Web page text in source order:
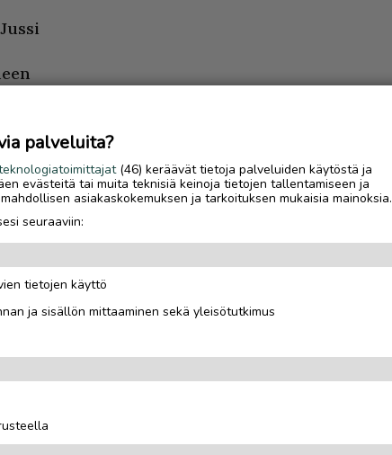
Luetuimmat
talvisesonki oli yrittäjäparille
”Halusimme itse oppia, miten
palveluita?
(46) keräävät tietoja palveluiden käytöstä ja
evästeitä tai muita teknisiä keinoja tietojen tallentamiseen ja
asiakaskokemuksen ja tarkoituksen mukaisia mainoksia.
seuraaviin:
tietojen käyttö
ja sisällön mittaaminen sekä yleisötutkimus